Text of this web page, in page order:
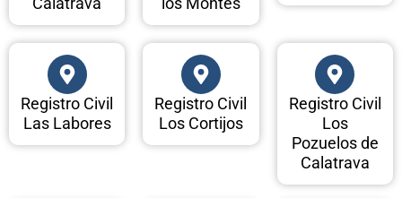
Registro Civil
Las Labores
Registro Civil
Los Cortijos
Registro Civil
Los
Pozuelos de
Calatrava